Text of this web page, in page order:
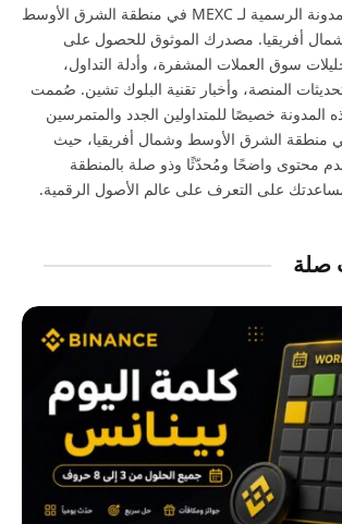
المدونة الرسمية لـ MEXC في منطقة الشرق الأوسط
أفريقيا. مصدرك الموثوق للحصول على
سوق العملات المشفرة، وأدلة التداول،
المنصة، وأخبار تقنية البلوك تشين. صُممت
المدونة خصيصًا للمتداولين الجدد والمتمرسين
منطقة الشرق الأوسط وشمال أفريقيا، حيث
محتوى واضحًا ومُحدّثًا وذو صلة بالمنطقة
على التعرف على عالم الأصول الرقمية.
صلة